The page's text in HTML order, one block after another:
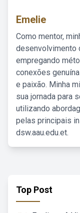
Emelie
Como mentor,
desenvolvimento
empregando
conexões
e paixão. Minha
sua jornada para
utilizando
pelas principais
dsw.aau.edu.et.
Top Post